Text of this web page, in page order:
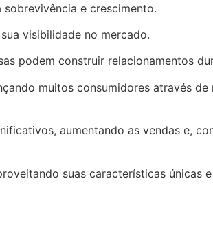
e crescimento.
visibilidade no mercado.
podem construir relacionamentos
muitos consumidores através de
aumentando as vendas e,
suas características únicas